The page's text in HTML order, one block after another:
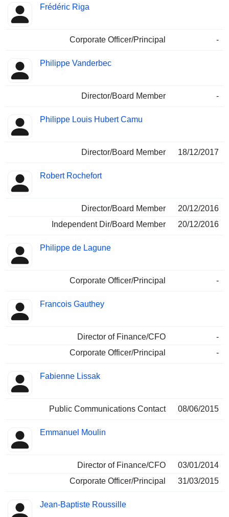
Frédéric Riga
Corporate Officer/Principal -
Philippe Vanderbec
Director/Board Member -
Philippe Louis Hubert Camu
Director/Board Member 18/12/2017
Robert Rochefort
Director/Board Member
20/12/2016
Independent Dir/Board Member
20/12/2016
Philippe de Lagune
Corporate Officer/Principal -
Francois Gauthey
Director of Finance/CFO
-
Corporate Officer/Principal
-
Fabienne Lissak
Public Communications Contact 08/06/2015
Emmanuel Moulin
Director of Finance/CFO
03/01/2014
Corporate Officer/Principal
31/03/2015
Jean-Baptiste Roussille